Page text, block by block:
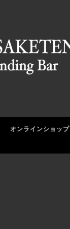
オンラインショップ